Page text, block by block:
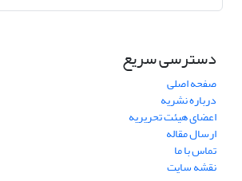
دسترسی سریع
صفحه اصلی
درباره نشریه
اعضای هیئت تحریریه
ارسال مقاله
تماس با ما
نقشه سایت